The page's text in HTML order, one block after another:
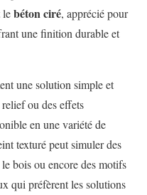
lebéton ciré, apprécié pour
une finition durable et
une solution simple et
ou des effets
en une variété de
texturé peut simuler des
bois ou encore des motifs
qui préfèrent les solutions